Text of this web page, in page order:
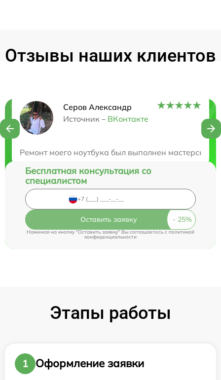
Отзывы наших клиентов
Серов Александр
Источник – ВКонтакте
Ремонт моего ноутбука был выполнен мастерски
Нужна консультация?
Бесплатная консультация со
специалистом
Оставить заявку
Нажимая на кнопку "Оставить заявку" Вы соглашаетесь cполитикой
конфиденциальности
Этапы работы
1
Оформление заявки